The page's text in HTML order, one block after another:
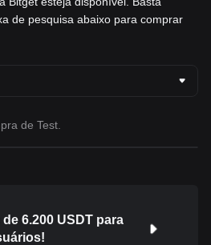
de pesquisa abaixo para comprar
de Test.
de 6.200 USDT para